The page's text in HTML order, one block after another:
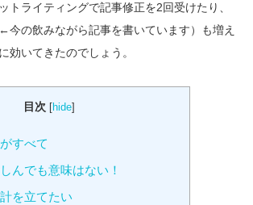
トライティングで記事修正を2回受けたり、
今の飲みながら記事を書いています）も増え
効いてきたのでしょう。
目次 hide
すべて
んでも意味はない！
を立てたい